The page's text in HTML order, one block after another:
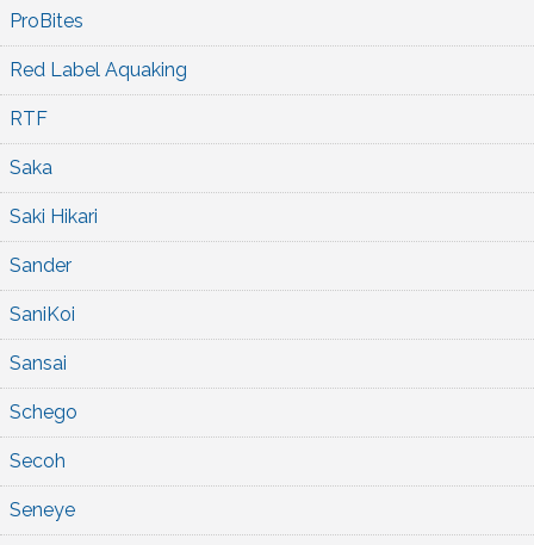
ProBites
Red Label Aquaking
RTF
Saka
Saki Hikari
Sander
SaniKoi
Sansai
Schego
Secoh
Seneye